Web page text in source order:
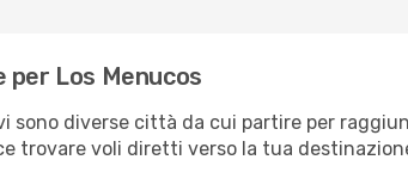
per Los Menucos
sono diverse città da cui partire per
trovare voli diretti verso la tua